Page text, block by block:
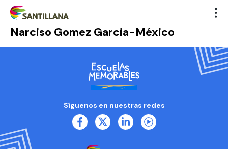
Narciso Gomez Garcia-México
Síguenos en nuestras redes